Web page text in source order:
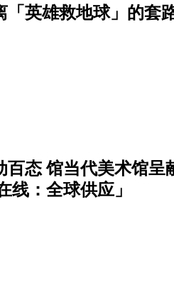
英雄救地球」的套
态 馆当代美术馆呈
线：全球供应」